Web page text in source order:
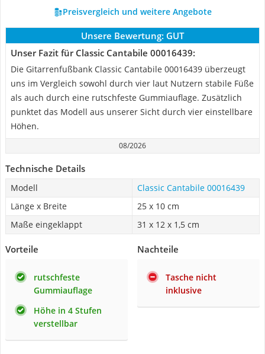
Preisvergleich und weitere Angebote
Unsere Bewertung: GUT
Unser Fazit für Classic Cantabile 00016439:
Die Gitarrenfußbank Classic Cantabile 00016439 überzeugt
uns im Vergleich sowohl durch vier laut Nutzern stabile Füße
als auch durch eine rutschfeste Gummiauflage. Zusätzlich
punktet das Modell aus unserer Sicht durch vier einstellbare
Höhen.
08/2026
Technische Details
Modell
Classic Cantabile 00016439
Länge x Breite
25 x 10 cm
Maße eingeklappt
31 x 12 x 1,5 cm
Vorteile
rutschfeste
Gummiauflage
Höhe in 4 Stufen
verstellbar
Nachteile
Tasche nicht
inklusive